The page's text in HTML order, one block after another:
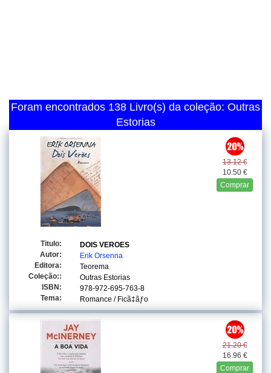
Foram encontrados 138 Livro(s) da coleção: Outras
Estorias
13.12 €
10.50 €
Comprar
Titulo:
DOIS VEROES
Autor:
Erik Orsenna
Editora:
Teorema
Coleção::
Outras Estorias
ISBN:
978-972-695-763-8
Tema:
Romance / Ficã‡ãƒo
21.20 €
16.96 €
Comprar